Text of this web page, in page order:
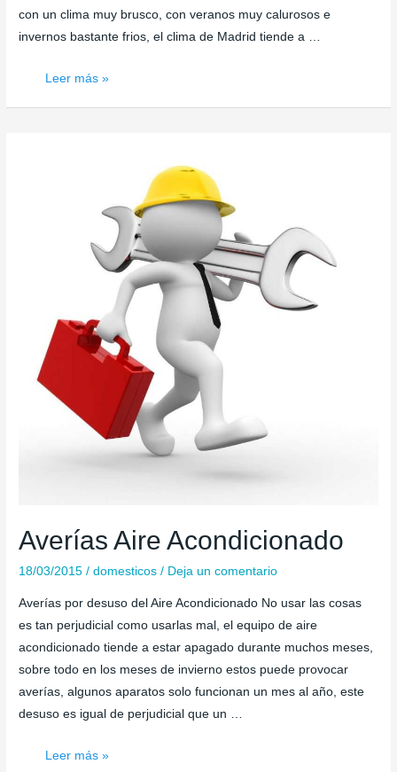
con un clima muy brusco, con veranos muy calurosos e
invernos bastante frios, el clima de Madrid tiende a …
Empresas
Leer más »
Averías Aire Acondicionado
18/03/2015 /domesticos / Deja un comentario
Averías por desuso del Aire Acondicionado No usar las cosas
es tan perjudicial como usarlas mal, el equipo de aire
acondicionado tiende a estar apagado durante muchos meses,
sobre todo en los meses de invierno estos puede provocar
averías, algunos aparatos solo funcionan un mes al año, este
desuso es igual de perjudicial que un …
Averías
Leer más »